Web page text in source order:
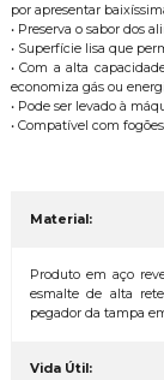
por apresentar
• Preserva o sabor dos
• Superfície lisa que
• Com a alta
economiza gás ou
• Pode ser levado à
• Compatível com
Material:
Produto em aço
esmalte de alta
pegador da tampa
Vida Útil: